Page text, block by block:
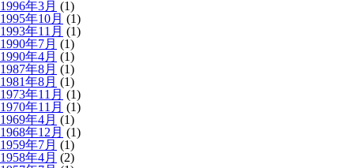
1996年3月 (1)
1995年10月 (1)
1993年11月 (1)
1990年7月 (1)
1990年4月 (1)
1987年8月 (1)
1981年8月 (1)
1973年11月 (1)
1970年11月 (1)
1969年4月 (1)
1968年12月 (1)
1959年7月 (1)
1958年4月 (2)